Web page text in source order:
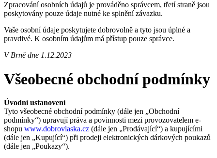
Zpracování osobních údajů je prováděno správcem, třetí straně jsou
poskytovány pouze údaje nutné ke splnění závazku.
Vaše osobní údaje poskytujete dobrovolně a tyto jsou úplné a
pravdivé. K osobním údajům má přístup pouze správce.
V Brně dne 1.12.2023
Všeobecné obchodní podmínky
Úvodní ustanovení
Tyto všeobecné obchodní podmínky (dále jen „Obchodní
podmínky“) upravují práva a povinnosti mezi provozovatelem e-
shopu www.dobrovlaska.cz (dále jen „Prodávající“) a kupujícími
(dále jen „Kupující“) při prodeji elektronických dárkových poukazů
(dále jen „Poukazy“).